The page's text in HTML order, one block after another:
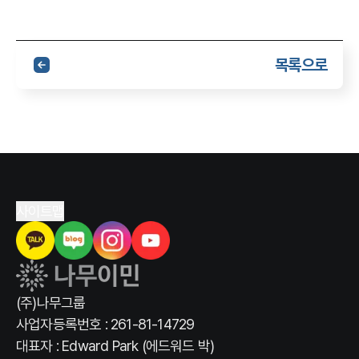
목록으로
(주)나무그룹
사업자등록번호 : 261-81-14729
대표자 : Edward Park (에드워드 박)